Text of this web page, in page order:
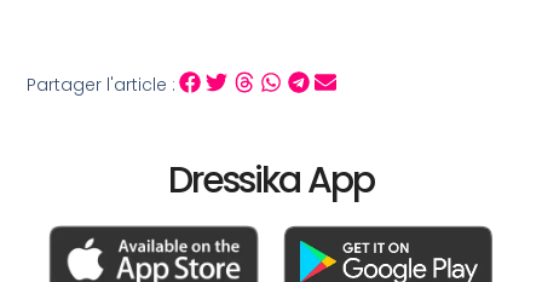
Partager l'article :
Dressika App